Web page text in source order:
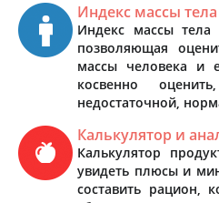
Индекс массы тела
Индекс массы
позволяющая
массы человека и
косвенно
недостаточной,
Калькулятор и
Калькулятор
увидеть плюсы и
составить рацион,